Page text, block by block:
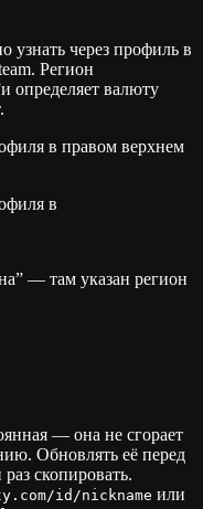
узнать через профиль в
Регион
определяет валюту
в правом верхнем
в
— там указан регион
— она не сгорает
Обновлять её перед
скопировать.
id/nickname или